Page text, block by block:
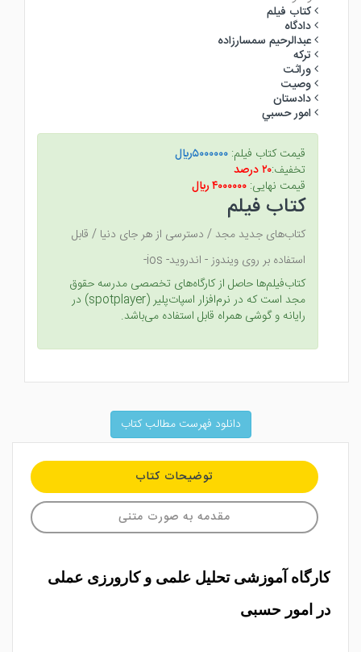
كتاب فيلم
دادگاه
عبدالرحيم سمسارزاده
تركه
وراثت
وصيت
دادستان
امور حسبي
قیمت کتاب فیلم: ۵۰۰۰۰۰۰ريال
تخفیف:۲۰ درصد
قیمت نهایی: ۴۰۰۰۰۰۰ ريال
کتاب فیلم
کتاب‌های جدید مجد / دسترسی از هر جای دنیا / قابل
استفاده بر روی ویندوز - اندروید- ios-
کتاب‌فیلم‌ها حاصل از کارگاه‌های تخصصی مدرسه حقوق
مجد است که در نرم‌افزار اسپات‌پلیر (spotplayer) در
رایانه و گوشی همراه قابل استفاده می‌باشد.
دانلود فهرست مطالب کتاب
توضیحات کتاب
مقدمه به صورت متنی
کارگاه آموزشی تحلیل علمی و کارورزی عملی
در امور حسبی